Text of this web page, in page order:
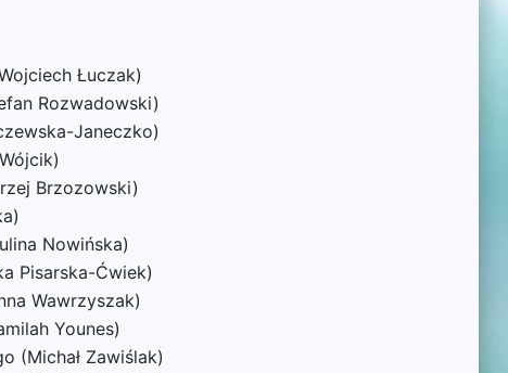
Łuczak)
Rozwadowski)
Janeczko)
Brzozowski)
Nowińska)
Pisarska-Ćwiek)
Wawrzyszak)
Younes)
(Michał Zawiślak)